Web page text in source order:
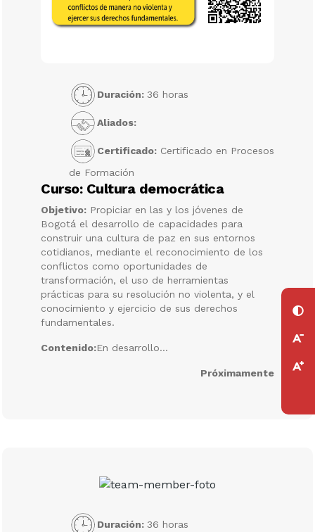
Duración: 36 horas
Aliados:
Certificado: Certificado en Procesos
de Formación
Curso: Cultura democrática
Objetivo: Propiciar en las y los jóvenes de
Bogotá el desarrollo de capacidades para
construir una cultura de paz en sus entornos
cotidianos, mediante el reconocimiento de los
conflictos como oportunidades de
transformación, el uso de herramientas
prácticas para su resolución no violenta, y el
conocimiento y ejercicio de sus derechos
fundamentales.
Contenido:En desarrollo...
Próximamente
Duración: 36 horas